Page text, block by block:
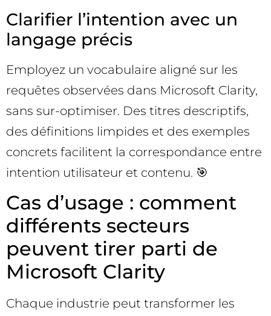
Clarifier l’intention avec un
langage précis
Employez un vocabulaire aligné sur les
requêtes observées dans Microsoft Clarity,
sans sur-optimiser. Des titres descriptifs,
des définitions limpides et des exemples
concrets facilitent la correspondance entre
intention utilisateur et contenu. 🎯
Cas d’usage : comment
différents secteurs
peuvent tirer parti de
Microsoft Clarity
Chaque industrie peut transformer les